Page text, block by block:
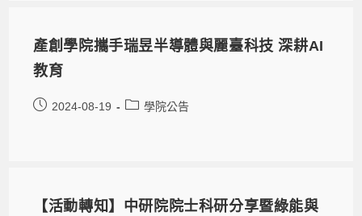
產創學院攜手瑞昱半導體與麗臺科技 深耕AI
教育
2024-08-19 學院公告
【活動轉知】中研院院士科研分享暨綠能與